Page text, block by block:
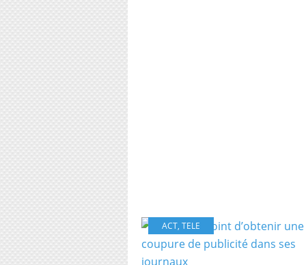
ACT, TELE